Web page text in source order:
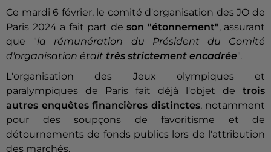
Ce mardi 6 février, le comité d'organisation des JO de
Paris 2024 a fait part de son "étonnement", assurant
que "la rémunération du Président du Comité
d'organisation était très strictement encadrée".
L'organisation des Jeux olympiques et
paralympiques de Paris fait déjà l'objet de trois
autres enquêtes financières distinctes, notamment
pour des soupçons de favoritisme et de
détournements de fonds publics lors de l'attribution
des marchés.